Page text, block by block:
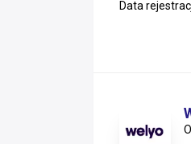
Data